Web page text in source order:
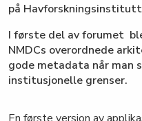
på
I første del av forumet
NMDCs overordnede
gode metadata når man
institusjonelle grenser.